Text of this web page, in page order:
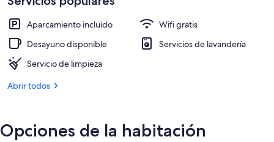
Aparcamiento incluido
Wifi gratis
Desayuno disponible
Servicios de lavandería
Servicio de limpieza
Abrir todos
Opciones de la habitación